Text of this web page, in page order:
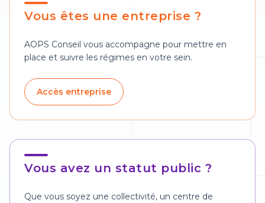
Vous êtes une entreprise ?
AOPS Conseil vous accompagne pour mettre en
place et suivre les régimes en votre sein.
Accès entreprise
Vous avez un statut public ?
Que vous soyez une collectivité, un centre de